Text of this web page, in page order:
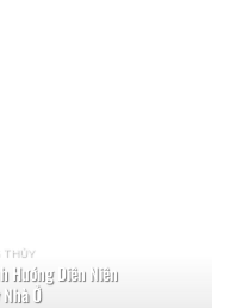
THỦY
Hướng Diên Niên
Ở